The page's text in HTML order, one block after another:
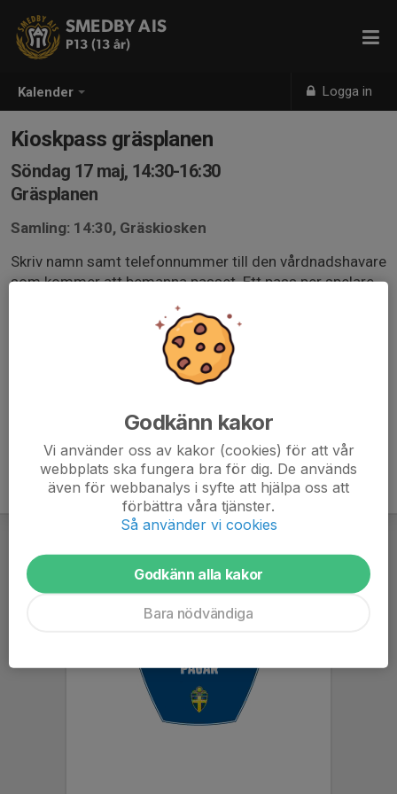
Kalender Logga in
SMEDBY AIS
P13 (13 år)
Kioskpass gräsplanen
Söndag 17 maj, 14:30-16:30
Gräsplanen
Samling: 14:30, Gräskiosken
Skriv namn samt telefonnummer till den vårdnadshavare
som kommer att bemanna passet. Ett pass per spelare.
De som inte anmäler sig kommer att bli utplacerade.
Riktlinjer kiosk klubbhus och gruskiosk.pdf
Godkänn kakor
Vi använder oss av kakor (cookies) för att vår
webbplats ska fungera bra för dig. De används
även för webbanalys i syfte att hjälpa oss att
förbättra våra tjänster.
Så använder vi cookies
Godkänn alla kakor
Bara nödvändiga